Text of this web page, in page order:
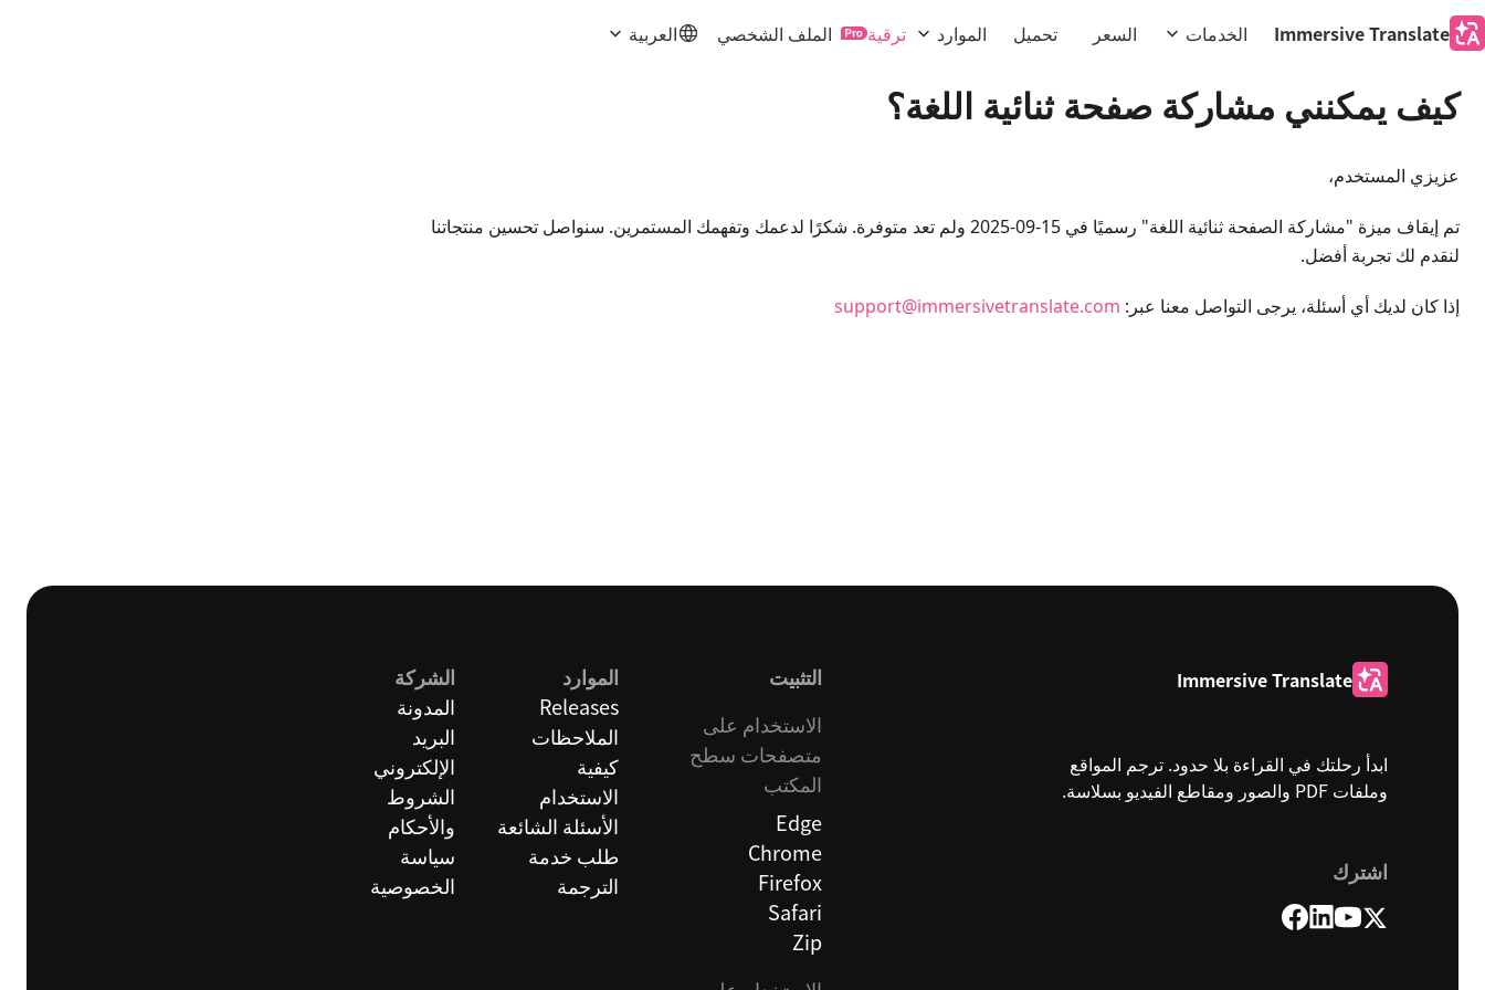
Immersive Translate الخدمات السعر تحميل الموارد ترقية الملف الشخصي العربية
كيف يمكنني مشاركة صفحة ثنائية اللغة؟
عزيزي المستخدم،
تم إيقاف ميزة "مشاركة الصفحة ثنائية اللغة" رسميًا في 15-09-2025 ولم تعد متوفرة. شكرًا لدعمك وتفهمك المستمرين. سنواصل تحسين منتجاتنا
لنقدم لك تجربة أفضل.
إذا كان لديك أي أسئلة، يرجى التواصل معنا عبر: support@immersivetranslate.com
Immersive Translate
ابدأ رحلتك في القراءة بلا حدود. ترجم المواقع
وملفات PDF والصور ومقاطع الفيديو بسلاسة.
اشترك
التثبيت
الاستخدام على
متصفحات سطح
المكتب
Edge
Chrome
Firefox
Safari
Zip
الموارد
Releases
الملاحظات
كيفية
الاستخدام
الأسئلة الشائعة
طلب خدمة
الترجمة
الشركة
المدونة
البريد
الإلكتروني
الشروط
والأحكام
سياسة
الخصوصية